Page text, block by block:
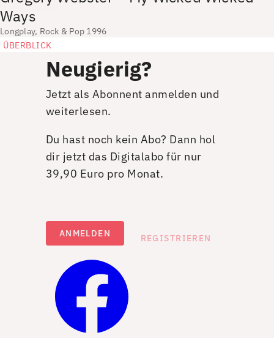
Ways
Longplay, Rock & Pop 1996
ÜBERBLICK
Neugierig?
Jetzt als Abonnent anmelden und
weiterlesen.
Du hast noch kein Abo? Dann hol
dir jetzt das Digitalabo für nur
39,90 Euro pro Monat.
ANMELDEN REGISTRIEREN